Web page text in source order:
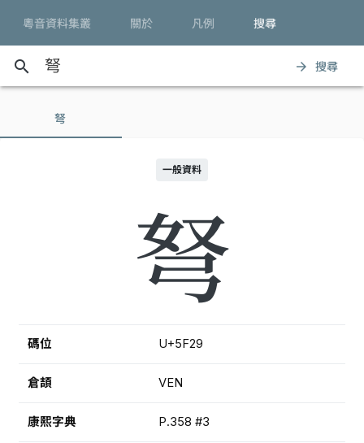
粵音資料集叢 關於 凡例 搜尋
search arrow_forward 搜尋
弩
一般資料
弩
碼位 U+5F29
倉頡 VEN
康熙字典 P.358 #3